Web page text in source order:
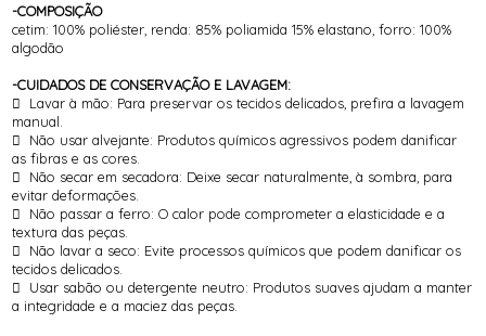
-COMPOSIÇÃO
cetim: 100% poliéster, renda: 85% poliamida 15% elastano, forro: 100%
algodão
-CUIDADOS DE CONSERVAÇÃO E LAVAGEM:
 Lavar à mão: Para preservar os tecidos delicados, prefira a lavagem
manual.
 Não usar alvejante: Produtos químicos agressivos podem danificar
as fibras e as cores.
 Não secar em secadora: Deixe secar naturalmente, à sombra, para
evitar deformações.
 Não passar a ferro: O calor pode comprometer a elasticidade e a
textura das peças.
 Não lavar a seco: Evite processos químicos que podem danificar os
tecidos delicados.
 Usar sabão ou detergente neutro: Produtos suaves ajudam a manter
a integridade e a maciez das peças.